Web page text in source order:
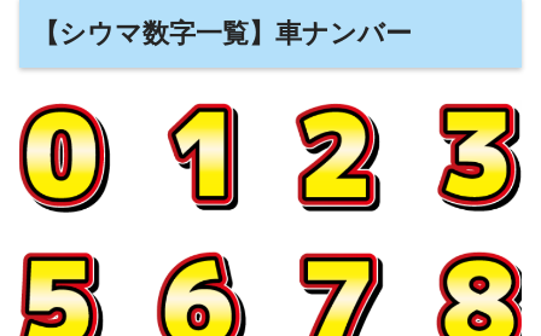
【シウマ数字一覧】車ナンバー